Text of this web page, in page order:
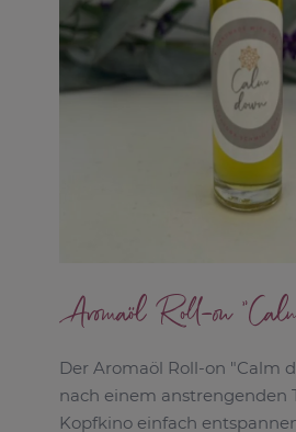
Aromaöl Roll-on
Der Aromaöl Roll-on "Calm
nach einem anstrengenden
Kopfkino einfach